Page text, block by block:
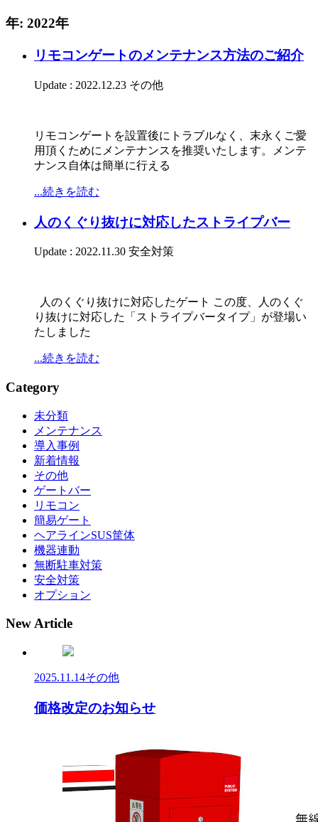
年: 2022年
リモコンゲートのメンテナンス方法のご紹介
Update : 2022.12.23 その他
リモコンゲートを設置後にトラブルなく、末永くご愛
用頂くためにメンテナンスを推奨いたします。メンテ
ナンス自体は簡単に行える
...続きを読む
人のくぐり抜けに対応したストライプバー
Update : 2022.11.30 安全対策
人のくぐり抜けに対応したゲート この度、人のくぐ
り抜けに対応した「ストライプバータイプ」が登場い
たしました
...続きを読む
Category
未分類
メンテナンス
導入事例
新着情報
その他
ゲートバー
リモコン
簡易ゲート
ヘアラインSUS筐体
機器連動
無断駐車対策
安全対策
オプション
New Article
2025.11.14その他
価格改定のお知らせ